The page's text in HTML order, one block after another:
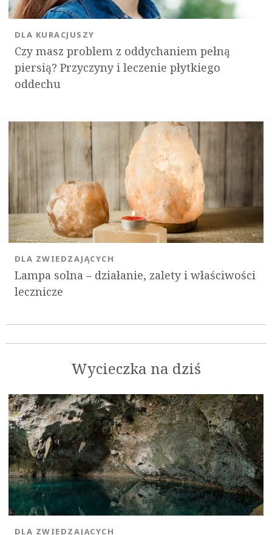
Czy masz problem z oddychaniem pełną
piersią? Przyczyny i leczenie płytkiego
oddechu
DLA KURACJUSZY
Lampa solna – działanie, zalety i właściwości
lecznicze
DLA ZWIEDZAJĄCYCH
Wycieczka na dziś
DLA ZWIEDZAJĄCYCH